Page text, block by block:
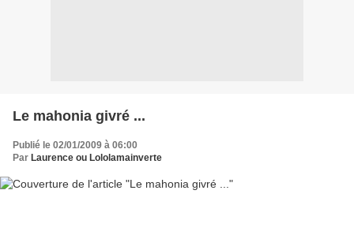
Le mahonia givré ...
Publié le 02/01/2009 à 06:00
Par Laurence ou Lololamainverte